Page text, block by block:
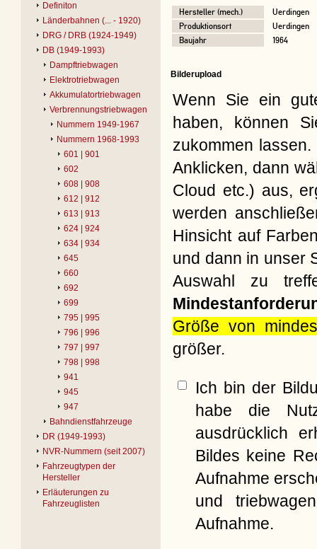
Definiton
Länderbahnen (... - 1920)
DRG / DRB (1924-1949)
DB (1949-1993)
Dampftriebwagen
Elektrotriebwagen
Akkumulatortriebwagen
Verbrennungstriebwagen
Nummern 1949-1967
Nummern 1968-1993
601 | 901
602
608 | 908
612 | 912
613 | 913
624 | 924
634 | 934
645
660
692
699
795 | 995
796 | 996
797 | 997
798 | 998
941
945
947
Bahndienstfahrzeuge
DR (1949-1993)
NVR-Nummern (seit 2007)
Fahrzeugtypen der
Hersteller
Erläuterungen zu
Fahrzeuglisten
Hersteller (mech.)
Uerdingen
Produktionsort
Uerdingen
Baujahr
1964
Bilderupload
Wenn Sie ein
haben, können
zukommen
Anklicken, dann
Cloud etc.) aus,
werden
Hinsicht auf
und dann in unser
Auswahl zu
Größe von
größer.
Ich bin der
habe die
ausdrücklich
Bildes keine
Aufnahme
und
Aufnahme.